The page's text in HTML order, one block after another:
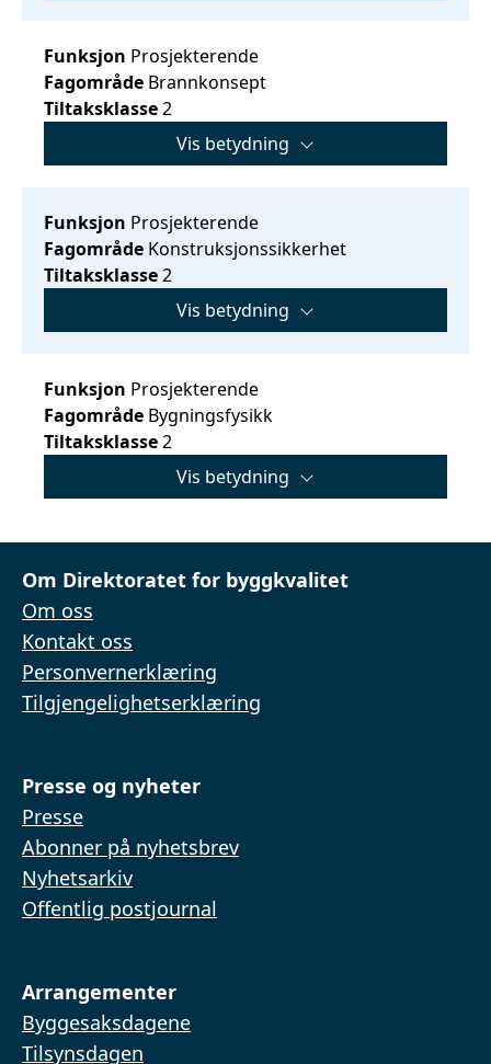
Funksjon Prosjekterende
Fagområde Brannkonsept
Tiltaksklasse2
Vis betydning
Funksjon Prosjekterende
Fagområde Konstruksjonssikkerhet
Tiltaksklasse2
Vis betydning
Funksjon Prosjekterende
Fagområde Bygningsfysikk
Tiltaksklasse2
Vis betydning
Om Direktoratet for byggkvalitet
Om oss
Kontakt oss
Personvernerklæring
Tilgjengelighetserklæring
Presse og nyheter
Presse
Abonner på nyhetsbrev
Nyhetsarkiv
Offentlig postjournal
Arrangementer
Byggesaksdagene
Tilsynsdagen